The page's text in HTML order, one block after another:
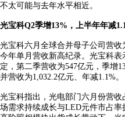
不太可能与去年水平相近。
光宝科Q2季增13%，上半年年减
光宝科六月全球合并母子公司营收
今年单月营收新高纪录。光宝科
定，第二季营收为547亿元，季增
并营收为1,032.2亿元、年减1.1%。
光宝科指出，光电部门六月份营
场需求持续成长与LED元件市占